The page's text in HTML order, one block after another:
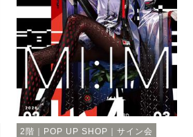
2階｜POP UP SHOP｜サイン会